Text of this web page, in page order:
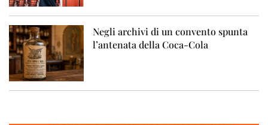
Negli archivi di un convento spunta
l’antenata della Coca-Cola